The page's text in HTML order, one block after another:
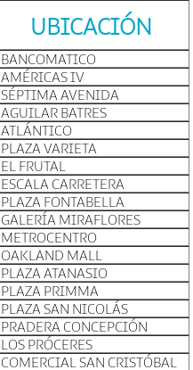
UBICACIÓN
BANCOMATICO
AMÉRICAS IV
SÉPTIMA AVENIDA
AGUILAR BATRES
ATLÁNTICO
PLAZA VARIETA
EL FRUTAL
ESCALA CARRETERA
PLAZA FONTABELLA
GALERÍA MIRAFLORES
METROCENTRO
OAKLAND MALL
PLAZA ATANASIO
PLAZA PRIMMA
PLAZA SAN NICOLÁS
PRADERA CONCEPCIÓN
LOS PRÓCERES
COMERCIAL SAN CRISTÓBAL